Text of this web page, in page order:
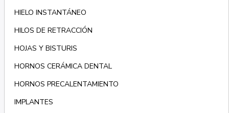
HIELO INSTANTÁNEO
HILOS DE RETRACCIÓN
HOJAS Y BISTURIS
HORNOS CERÁMICA DENTAL
HORNOS PRECALENTAMIENTO
IMPLANTES